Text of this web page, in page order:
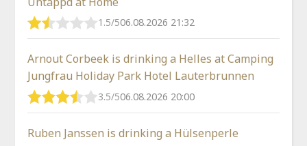
1.5/506.08.2026 21:32
Arnout Corbeek is drinking a Helles at Camping
Jungfrau Holiday Park Hotel Lauterbrunnen
3.5/506.08.2026 20:00
Ruben Janssen is drinking a Hülsenperle